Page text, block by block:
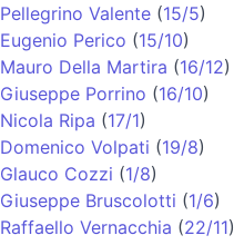
Pellegrino Valente(15/5)
Eugenio Perico (15/10)
Mauro Della Martira (16/12)
Giuseppe Porrino (16/10)
Nicola Ripa (17/1)
Domenico Volpati (19/8)
Glauco Cozzi (1/8)
Giuseppe Bruscolotti (1/6)
Raffaello Vernacchia (22/11)